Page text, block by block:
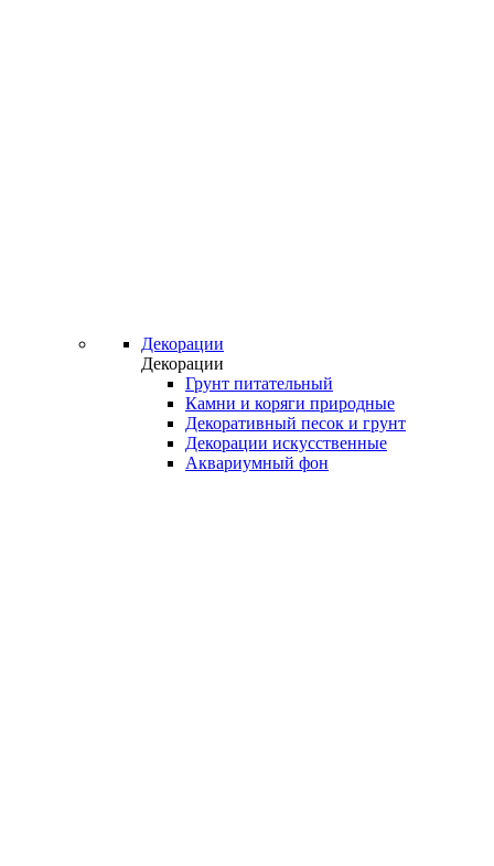
Декорации
Декорации
Грунт питательный
Камни и коряги природные
Декоративный песок и грунт
Декорации искусственные
Аквариумный фон